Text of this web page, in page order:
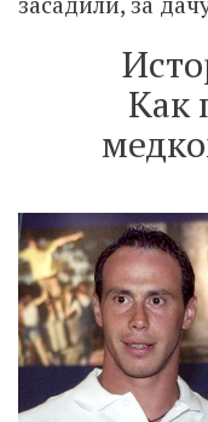
Как